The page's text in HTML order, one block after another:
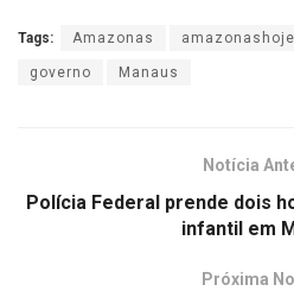
Tags: Amazonas amazonashoje
governo Manaus
Notícia
Polícia Federal prende dois
infantil em
Próxima